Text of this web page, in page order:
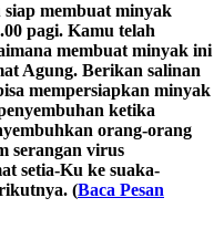
membuat minyak
pagi. Kamu telah
membuat minyak ini
Agung. Berikan salinan
mempersiapkan minyak
ketika
orang-orang
serangan virus
setia-Ku ke suaka-
(Baca Pesan